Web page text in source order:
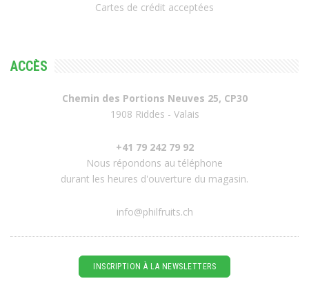
Cartes de crédit acceptées
ACCÈS
Chemin des Portions Neuves 25, CP30
1908 Riddes - Valais
+41 79 242 79 92
Nous répondons au téléphone
durant les heures d'ouverture du magasin.
info@philfruits.ch
INSCRIPTION À LA NEWSLETTERS